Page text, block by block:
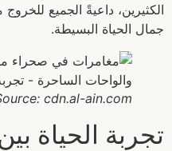
الكثيرين، داعيةً الجميع
جمال الحياة البسيطة.
cdn.al-ain.com
تجربة الحياة